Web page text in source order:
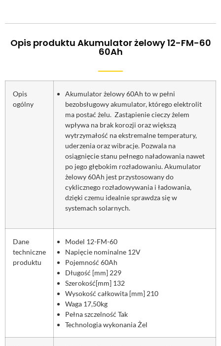
Opis produktu Akumulator żelowy 12-FM-60
60Ah
Opis
ogólny
Akumulator żelowy 60Ah to w pełni
bezobsługowy akumulator, którego elektrolit
ma postać żelu. Zastąpienie cieczy żelem
wpływa na brak korozji oraz większą
wytrzymałość na ekstremalne temperatury,
uderzenia oraz wibracje. Pozwala na
osiągnięcie stanu pełnego naładowania nawet
po jego głębokim rozładowaniu. Akumulator
żelowy 60Ah jest przystosowany do
cyklicznego rozładowywania i ładowania,
dzięki czemu idealnie sprawdza się w
systemach solarnych.
Dane
techniczne
produktu
Model 12-FM-60
Napięcie nominalne 12V
Pojemność 60Ah
Długość [mm] 229
Szerokość[mm] 132
Wysokość całkowita [mm] 210
Waga 17,50kg
Pełna szczelność Tak
Technologia wykonania Żel